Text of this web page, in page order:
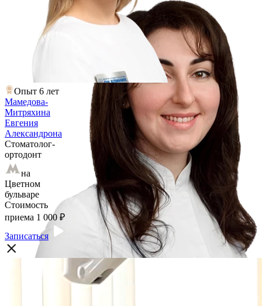
Опыт 6 лет
Мамедова-
Митряхина
Евгения
Александрона
Стоматолог-
ортодонт
на
Цветном
бульваре
Стоимость
приема 1 000 ₽
Записаться